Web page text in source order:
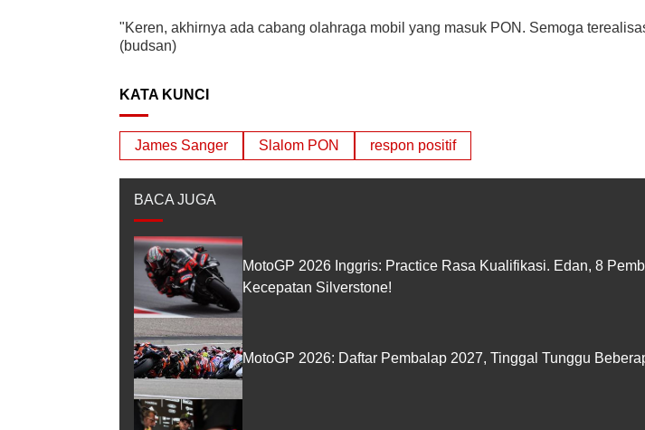
"Keren, akhirnya ada cabang olahraga mobil yang masuk PON. Semoga
(budsan)
KATA KUNCI
James Sanger Slalom PON respon positif
BACA JUGA
MotoGP 2026 Inggris: Practice Rasa Kualifikasi. Edan, 8
Kecepatan Silverstone!
MotoGP 2026: Daftar Pembalap 2027, Tinggal Tunggu